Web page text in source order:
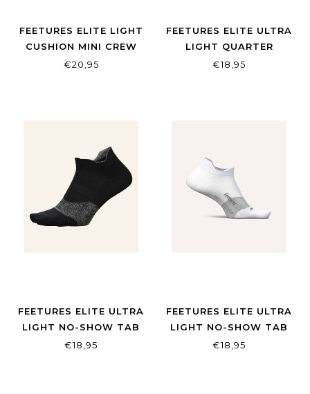
FEETURES ELITE LIGHT
CUSHION MINI CREW
WHITE
€20,95
FEETURES ELITE ULTRA
LIGHT QUARTER
€18,95
FEETURES ELITE ULTRA
LIGHT NO-SHOW TAB
BLACK
€18,95
FEETURES ELITE ULTRA
LIGHT NO-SHOW TAB
WHITE
€18,95